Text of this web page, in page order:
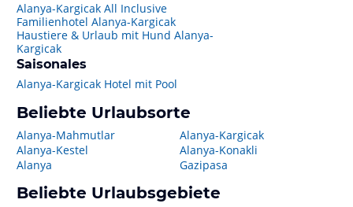
Alanya-Kargicak All Inclusive
Familienhotel Alanya-Kargicak
Haustiere & Urlaub mit Hund Alanya-
Kargicak
Saisonales
Alanya-Kargicak Hotel mit Pool
Beliebte Urlaubsorte
Alanya-Mahmutlar
Alanya-Kestel
Alanya
Alanya-Kargicak
Alanya-Konakli
Gazipasa
Beliebte Urlaubsgebiete